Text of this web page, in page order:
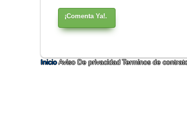
¡Comenta Ya!.
InicioAviso De privacidadTerminos de